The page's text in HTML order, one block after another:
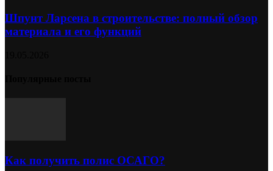
Шпунт Ларсена в строительстве: полный обзор
материала и его функций
Как получить полис ОСАГО?